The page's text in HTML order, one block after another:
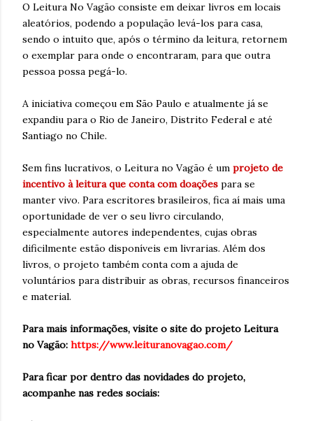
O Leitura No Vagão consiste em deixar livros em locais
aleatórios, podendo a população levá-los para casa,
sendo o intuito que, após o término da leitura, retornem
o exemplar para onde o encontraram, para que outra
pessoa possa pegá-lo.
A iniciativa começou em São Paulo e atualmente já se
expandiu para o Rio de Janeiro, Distrito Federal e até
Santiago no Chile.
Sem fins lucrativos, o Leitura no Vagão é um projeto de
incentivo à leitura que conta com doações para se
manter vivo. Para escritores brasileiros, fica aí mais uma
oportunidade de ver o seu livro circulando,
especialmente autores independentes, cujas obras
dificilmente estão disponíveis em livrarias. Além dos
livros, o projeto também conta com a ajuda de
voluntários para distribuir as obras, recursos financeiros
e material.
Para mais informações, visite o site do projeto Leitura
no Vagão: https://www.leituranovagao.com/
Para ficar por dentro das novidades do projeto,
acompanhe nas redes sociais: